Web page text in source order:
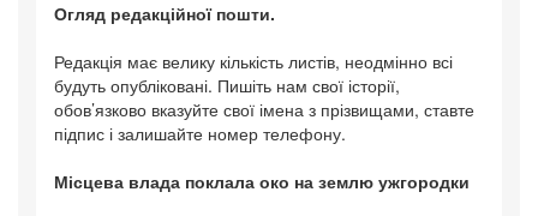
Огляд редакційної пошти.
Редакція має велику кількість листів, неодмінно всі
будуть опубліковані. Пишіть нам свої історії,
обов’язково вказуйте свої імена з прізвищами, ставте
підпис і залишайте номер телефону.
Місцева влада поклала око на землю ужгородки